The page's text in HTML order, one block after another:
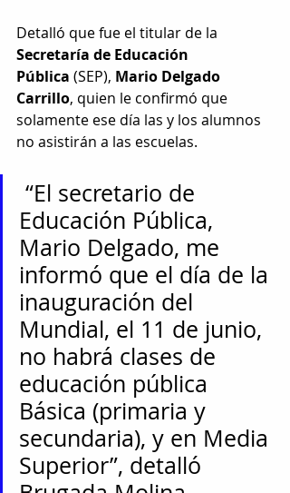
Detalló que fue el titular de la
Secretaría de Educación
Pública (SEP), Mario Delgado
Carrillo, quien le confirmó que
solamente ese día las y los alumnos
no asistirán a las escuelas.
“El secretario de
Educación Pública,
Mario Delgado, me
informó que el día de la
inauguración del
Mundial, el 11 de junio,
no habrá clases de
educación pública
Básica (primaria y
secundaria), y en Media
Superior”, detalló